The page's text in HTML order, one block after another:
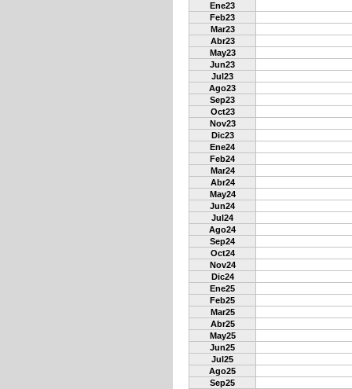
Ene23
Feb23
Mar23
Abr23
May23
Jun23
Jul23
Ago23
Sep23
Oct23
Nov23
Dic23
Ene24
Feb24
Mar24
Abr24
May24
Jun24
Jul24
Ago24
Sep24
Oct24
Nov24
Dic24
Ene25
Feb25
Mar25
Abr25
May25
Jun25
Jul25
Ago25
Sep25